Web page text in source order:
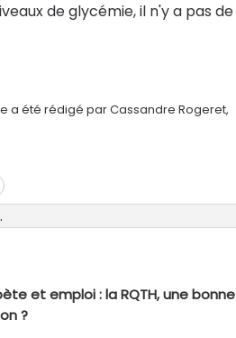
de glycémie, il n'y a pas de
a été rédigé par Cassandre Rogeret,
et emploi : la RQTH, une bonne
?